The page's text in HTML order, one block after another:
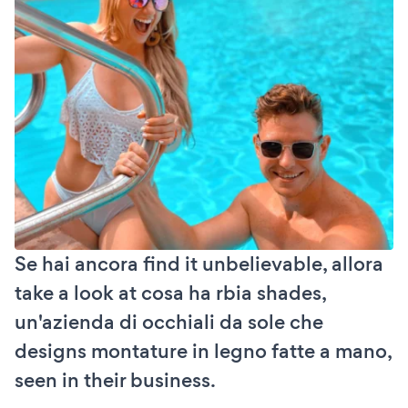
Se hai ancora find it unbelievable, allora
take a look at cosa ha rbia shades,
un'azienda di occhiali da sole che
designs montature in legno fatte a mano,
seen in their business.